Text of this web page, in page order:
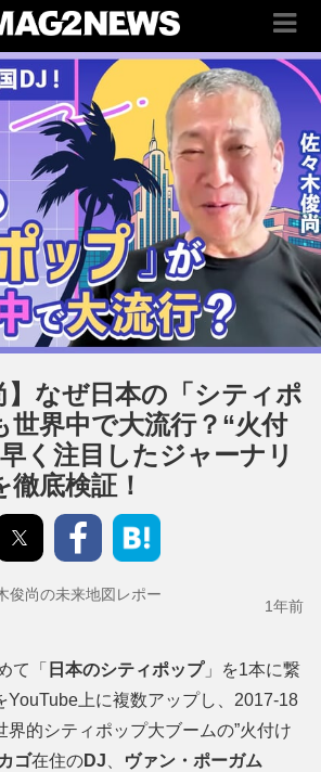
】なぜ日本の「シティポ
世界中で大流行？“火付
く注目したジャーナリ
底検証！
俊尚の未来地図レポー
1年前
て「 日本のシティポップ」を1本に繋
YouTube上に複数アップし、2017-18
界的シティポップ大ブームの”火付け
ゴ在住のDJ
ヴァン・ポーガム